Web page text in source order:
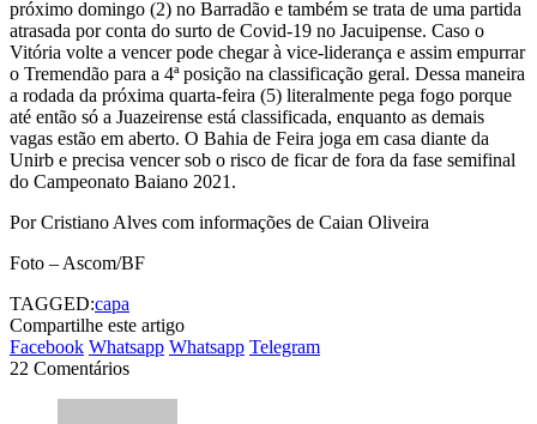
próximo domingo (2) no Barradão e também se trata de uma partida
atrasada por conta do surto de Covid-19 no Jacuipense. Caso o
Vitória volte a vencer pode chegar à vice-liderança e assim empurrar
o Tremendão para a 4ª posição na classificação geral. Dessa maneira
a rodada da próxima quarta-feira (5) literalmente pega fogo porque
até então só a Juazeirense está classificada, enquanto as demais
vagas estão em aberto. O Bahia de Feira joga em casa diante da
Unirb e precisa vencer sob o risco de ficar de fora da fase semifinal
do Campeonato Baiano 2021.
Por Cristiano Alves com informações de Caian Oliveira
Foto – Ascom/BF
TAGGED:capa
Compartilhe este artigo
Facebook Whatsapp Whatsapp Telegram
22 Comentários